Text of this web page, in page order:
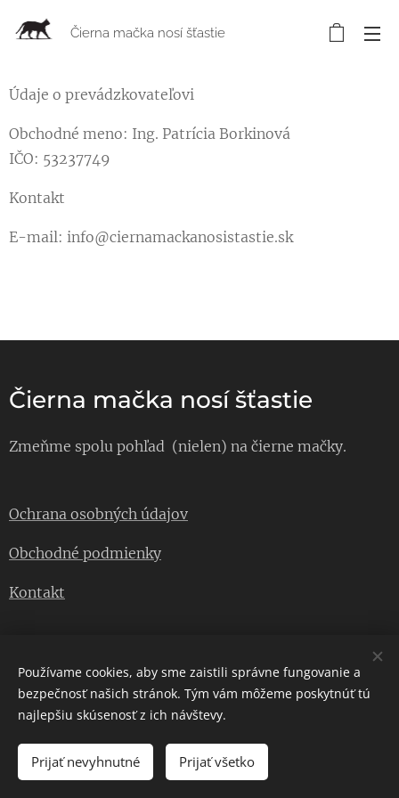
Čierna mačka nosí šťastie
Údaje o prevádzkovateľovi
Obchodné meno: Ing. Patrícia Borkinová
IČO: 53237749
Kontakt
E-mail: info@ciernamackanosistastie.sk
Čierna mačka nosí šťastie
Zmeňme spolu pohľad (nielen) na čierne mačky.
Ochrana osobných údajov
Obchodné podmienky
Kontakt
Facebook
Vytvorené službouWebnode
Používame cookies, aby sme zaistili správne fungovanie a
bezpečnosť našich stránok. Tým vám môžeme poskytnúť tú
najlepšiu skúsenosť z ich návštevy.
Prijať nevyhnutné Prijať všetko